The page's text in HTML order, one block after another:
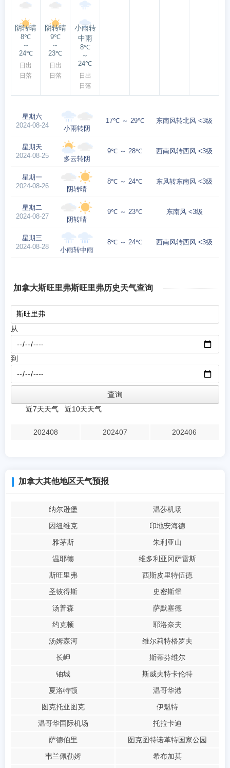
阴转晴
8℃
～
24℃
日出
日落
阴转晴
9℃
～
23℃
日出
日落
小雨转
中雨
8℃
～
24℃
日出
日落
星期六
2024-08-24
小雨转阴
17℃ ～ 29℃ 东南风转北风 <3级
星期天
2024-08-25
多云转阴
9℃ ～ 28℃ 西南风转西风 <3级
星期一
2024-08-26
阴转晴
8℃ ～ 24℃ 东风转东南风 <3级
星期二
2024-08-27
阴转晴
9℃ ～ 23℃ 东南风 <3级
星期三
2024-08-28
小雨转中雨
8℃ ～ 24℃ 西南风转西风 <3级
加拿大斯旺里弗斯旺里弗历史天气查询
从
到
近7天天气 近10天天气
202408 202407 202406
加拿大其他地区天气预报
纳尔逊堡
温莎机场
因纽维克
印地安海德
雅茅斯
朱利亚山
温耶德
维多利亚冈萨雷斯
斯旺里弗
西斯皮里特伍德
圣彼得斯
史密斯堡
汤普森
萨默塞德
约克顿
耶洛奈夫
汤姆森河
维尔莉特格罗夫
长岬
斯蒂芬维尔
铀城
斯威夫特卡伦特
夏洛特顿
温哥华港
图克托亚图克
伊魁特
温哥华国际机场
托拉卡迪
萨德伯里
图克图特诺革特国家公园
韦兰佩勒姆
希布加莫